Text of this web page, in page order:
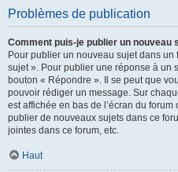
Problèmes de publication
Comment puis-je publier un nouveau
Pour publier un nouveau sujet dans
sujet ». Pour publier une réponse à un
bouton « Répondre ». Il se peut que
pouvoir rédiger un message. Sur
est affichée en bas de l’écran du
publier de nouveaux sujets dans ce
jointes dans ce forum, etc.
Haut